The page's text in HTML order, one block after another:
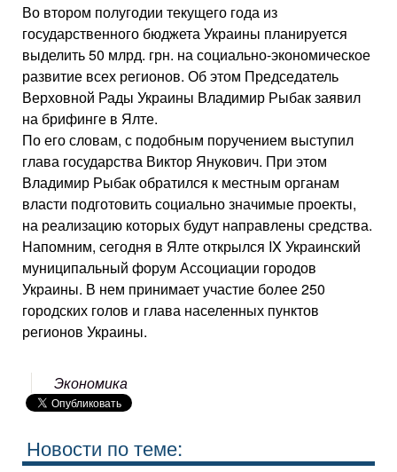
Во втором полугодии текущего года из
государственного бюджета Украины планируется
выделить 50 млрд. грн. на социально-экономическое
развитие всех регионов. Об этом Председатель
Верховной Рады Украины Владимир Рыбак заявил
на брифинге в Ялте.
По его словам, с подобным поручением выступил
глава государства Виктор Янукович. При этом
Владимир Рыбак обратился к местным органам
власти подготовить социально значимые проекты,
на реализацию которых будут направлены средства.
Напомним, сегодня в Ялте открылся IX Украинский
муниципальный форум Ассоциации городов
Украины. В нем принимает участие более 250
городских голов и глава населенных пунктов
регионов Украины.
Экономика
Новости по теме: